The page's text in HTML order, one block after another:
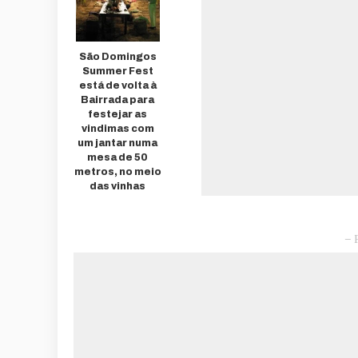
São Domingos
Summer Fest
está de volta à
Bairrada para
festejar as
vindimas com
um jantar numa
mesa de 50
metros, no meio
das vinhas
–